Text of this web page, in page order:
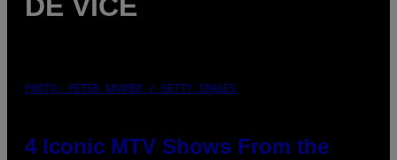
PHOTO: PETER KRAMER / GETTY IMAGES
4 Iconic MTV Shows From the